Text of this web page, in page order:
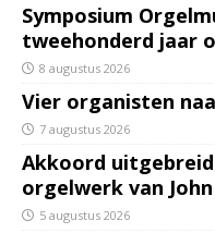
Symposium
tweehonderd jaar
8 augustus 2026
Vier organisten
7 augustus 2026
Akkoord
orgelwerk van
5 augustus 2026